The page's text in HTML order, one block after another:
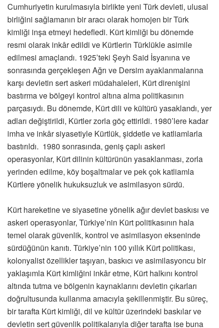
Cumhuriyetin kurulmasıyla birlikte yeni Türk devleti, ulusal
birliğini sağlamanın bir aracı olarak homojen bir Türk
kimliği inşa etmeyi hedefledi. Kürt kimliği bu dönemde
resmi olarak inkâr edildi ve Kürtlerin Türklükle asimile
edilmesi amaçlandı. 1925’teki Şeyh Said İsyanına ve
sonrasında gerçekleşen Ağrı ve Dersim ayaklanmalarına
karşı devletin sert askeri müdahaleleri, Kürt direnişini
bastırma ve bölgeyi kontrol altına alma politikasının
parçasıydı. Bu dönemde, Kürt dili ve kültürü yasaklandı, yer
adları değiştirildi, Kürtler zorla göç ettirildi. 1980’lere kadar
imha ve inkâr siyasetiyle Kürtlük, şiddetle ve katliamlarla
bastırıldı. 1980 sonrasında, geniş çaplı askeri
operasyonlar, Kürt dilinin kültürünün yasaklanması, zorla
yerinden edilme, köy boşaltmalar ve pek çok katliamla
Kürtlere yönelik hukuksuzluk ve asimilasyon sürdü.
Kürt hareketine ve siyasetine yönelik ağır devlet baskısı ve
askeri operasyonlar, Türkiye’nin Kürt politikasının hala
temel olarak güvenlik, kontrol ve asimilasyon ekseninde
sürdüğünün kanıtı. Türkiye’nin 100 yıllık Kürt politikası,
kolonyalist özellikler taşıyan, baskıcı ve asimilasyoncu bir
yaklaşımla Kürt kimliğini inkâr etme, Kürt halkını kontrol
altında tutma ve bölgenin kaynaklarını devletin çıkarları
doğrultusunda kullanma amacıyla şekillenmiştir. Bu süreç,
bir tarafta Kürt kimliği, dil ve kültür üzerindeki baskılar ve
devletin sert güvenlik politikalarıyla diğer tarafta ise buna